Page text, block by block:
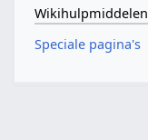
Wikihulpmiddelen
Speciale pagina's